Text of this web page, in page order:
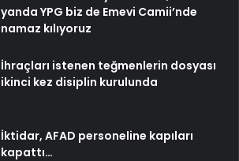
yanda YPG biz de Emevi Camii’nde
namaz kılıyoruz
İhraçları istenen teğmenlerin dosyası
ikinci kez disiplin kurulunda
İktidar, AFAD personeline kapıları
kapattı…